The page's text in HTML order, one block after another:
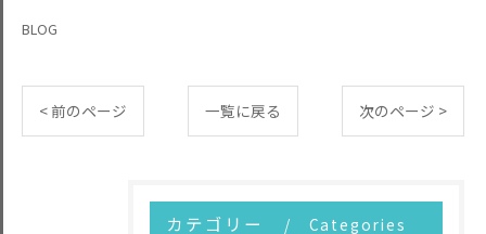
BLOG
< 前のページ 一覧に戻る 次のページ >
カテゴリー Categories